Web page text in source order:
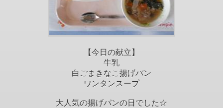
【今日の献立】
牛乳
白ごまきなこ揚げパン
ワンタンスープ
大人気の揚げパンの日でした☆